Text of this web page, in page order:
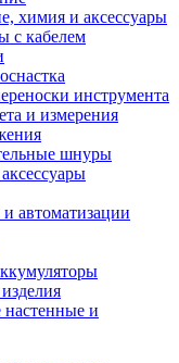
химия и аксессуары
с кабелем
инструмента
и измерения
шнуры
автоматизации
и